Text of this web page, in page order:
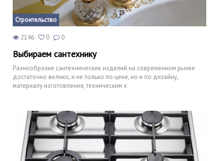
Строительство
2146 0 0
Выбираем сантехнику
Разнообразие сантехнических изделий на современном рынке
достаточно велико, и не только по цене, но и по дизайну,
материалу изготовления, техническим х